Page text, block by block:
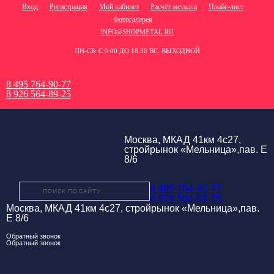
Вход Регистрация Мой кабинет Расчёт металла
Прайс-лист
Фотогалерея
INFO@SHOPMETAL.RU
ПН-СБ: С 9:00 ДО 18:30 ВС: ВЫХОДНОЙ
8 495 764-90-77
8 926 564-89-25
Москва, МКАД 41км 4с27,
стройрынок «Мельница»,пав. Е
8/6
8 495 764-90-77
8 926 564-89-25
Москва, МКАД 41км 4с27, стройрынок «Мельница»,пав.
Е 8/6
Обратный звонок
Обратный звонок